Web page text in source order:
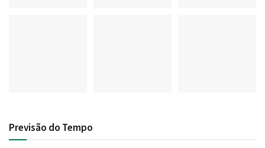
Previsão do Tempo